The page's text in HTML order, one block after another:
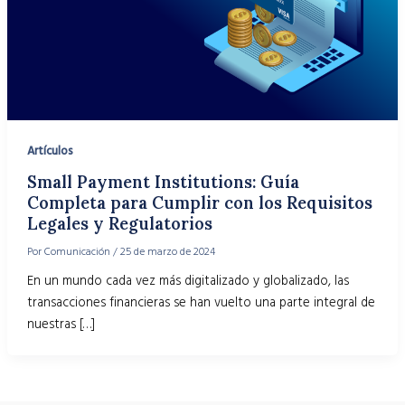
Artículos
Small Payment Institutions: Guía
Completa para Cumplir con los Requisitos
Legales y Regulatorios
PorComunicación /25 de marzo de 2024
En un mundo cada vez más digitalizado y globalizado, las
transacciones financieras se han vuelto una parte integral de
nuestras […]